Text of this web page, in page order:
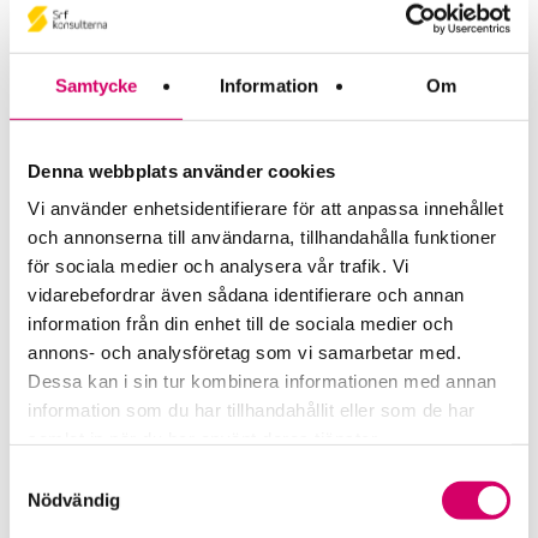
Samtycke Information Om
Denna webbplats använder cookies
Vi använder enhetsidentifierare för att anpassa innehållet
och annonserna till användarna, tillhandahålla funktioner
för sociala medier och analysera vår trafik. Vi
vidarebefordrar även sådana identifierare och annan
information från din enhet till de sociala medier och
annons- och analysföretag som vi samarbetar med.
Dessa kan i sin tur kombinera informationen med annan
information som du har tillhandahållit eller som de har
Nödvändig
vanliga frågor som är viktiga att hantera rätt från
början, för att nå effektivitet och en säker
riskhantering i uppdragen. Dagen avslutas med
nyheter på momsområdet.
Genomgång av valda delar ur bokföringslagen och
årsredovisningslagen
Genomgång av status i bokföringsnämndens
normeringsarbete
Viktiga skillnader mellan K2 och K3 normering
med fokus på diskussionen i kundmötet
Valmöjligheter och tvingande regler i K2 och hur
du bäst anpassar till kundens behov
Intäktsredovisning, lösen av leasingkontrakt,
Redovisning: 7 tim
Skatt: 5 tim
Lärare
Lena Sjöblom
Läs mer
Pia Hedberg